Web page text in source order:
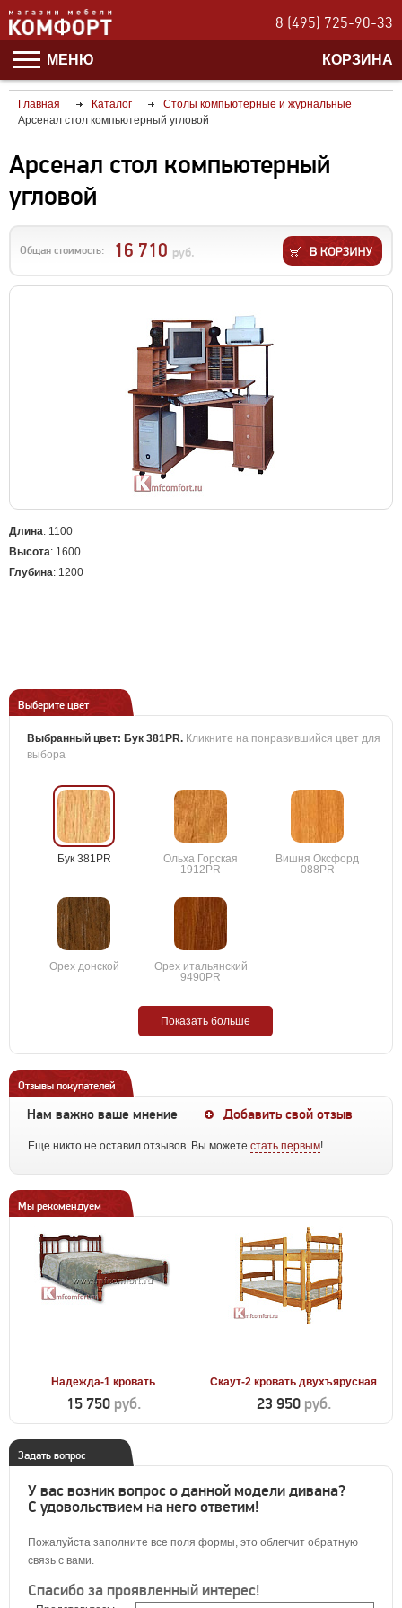
8 (495) 725-90-33
МЕНЮ КОРЗИНА
Главная Каталог
Столы компьютерные и журнальные
Арсенал стол компьютерный угловой
Арсенал стол компьютерный
угловой
Общая стоимость: 16 710 руб.
Длина: 1100
Высота: 1600
Глубина: 1200
Выберите цвет
Выбранный цвет: Бук 381PR. Кликните на понравившийся цвет для
выбора
Бук 381PR
Ольха Горская
1912PR
Вишня Оксфорд
088PR
Орех донской
Орех итальянский
9490PR
Показать больше
Отзывы покупателей
Нам важно ваше мнение Добавить свой отзыв
Еще никто не оставил отзывов. Вы можете стать первым!
Мы рекомендуем
Надежда-1 кровать
15 750 руб.
Скаут-2 кровать двухъярусная
23 950 руб.
Задать вопрос
У вас возник вопрос о данной модели дивана?
С удовольствием на него ответим!
Пожалуйста заполните все поля формы, это облегчит обратную
связь с вами.
Спасибо за проявленный интерес!